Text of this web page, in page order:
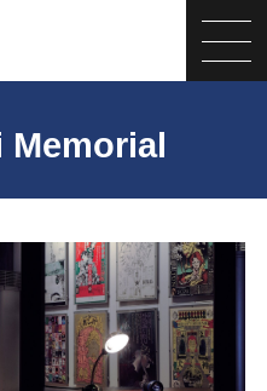
Memorial